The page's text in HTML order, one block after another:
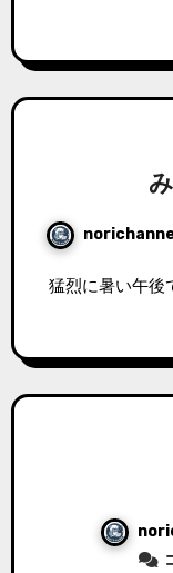
猛烈に暑い午後でした、山形市南ジャスコの帰りに西